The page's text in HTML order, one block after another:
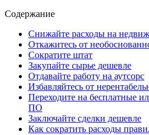
Содержание
Снижайте расходы на
Откажитесь от
Сократите штат
Закупайте сырье дешевле
Отдавайте работу на аутсорс
Избавляйтесь от
Переходите на бесплатные
ПО
Заключайте сделки дешевле
Как сократить расходы